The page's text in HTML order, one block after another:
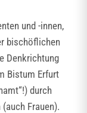
und -innen,
bischöflichen
Denkrichtung
Bistum Erfurt
durch
Frauen).